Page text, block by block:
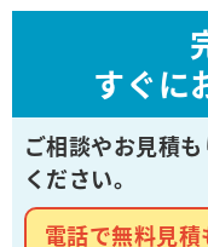
すぐに
ご相談やお見積も
ください。
電話で無料見積